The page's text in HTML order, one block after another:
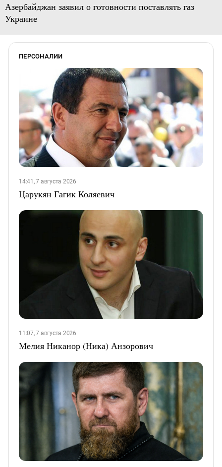
Азербайджан заявил о готовности поставлять газ
Украине
ПЕРСОНАЛИИ
14:41, 7 августа 2026
Царукян Гагик Коляевич
11:07, 7 августа 2026
Мелия Никанор (Ника) Анзорович